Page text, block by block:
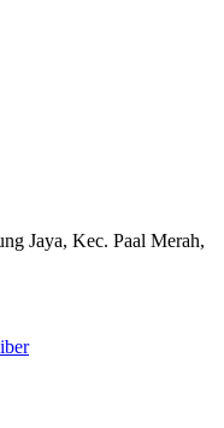
Jaya, Kec. Paal Merah,